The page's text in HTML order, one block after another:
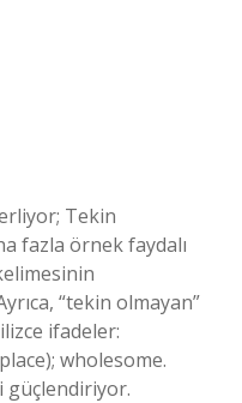
Tekin
fazla örnek faydalı
“tekin olmayan”
ifadeler:
wholesome.
güçlendiriyor.